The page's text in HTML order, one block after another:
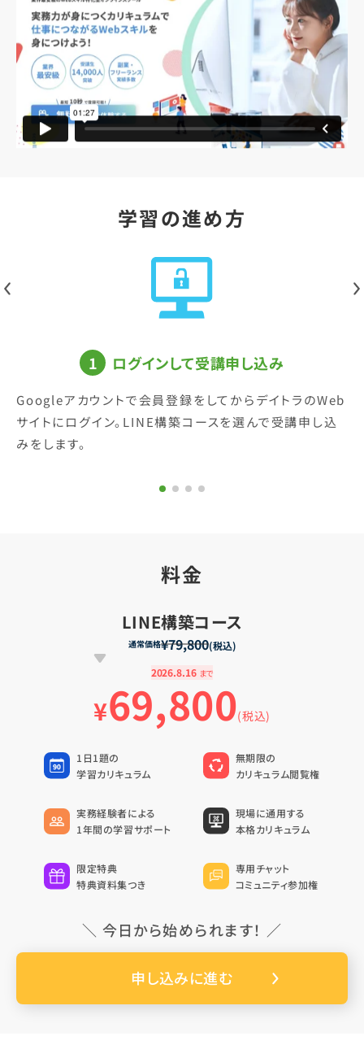
学習の進め方
1 ログインして受講申し込み
Googleアカウントで会員登録をしてからデイトラのWeb
サイトにログイン。LINE構築コースを選んで受講申し込
みをします。
料金
LINE構築コース
通常価格¥79,800(税込)
2026.8.16 まで
¥69,800(税込)
1日1題の
学習カリキュラム
無期限の
カリキュラム閲覧権
実務経験者による
1年間の学習サポート
現場に通用する
本格カリキュラム
限定特典
特典資料集つき
専用チャット
コミュニティ参加権
＼ 今日から始められます！ ／
申し込みに進む